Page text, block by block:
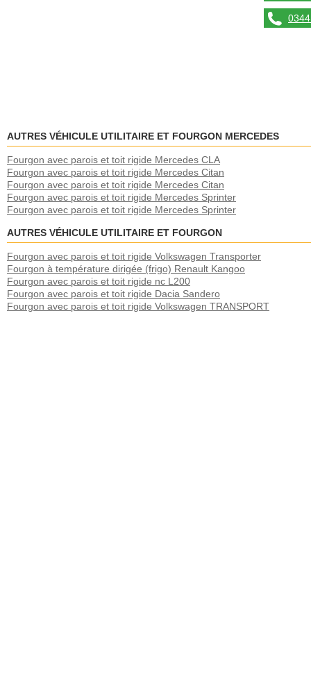
AUTRES VÉHICULE UTILITAIRE ET FOURGON MERCEDES
Fourgon avec parois et toit rigide Mercedes CLA
Fourgon avec parois et toit rigide Mercedes Citan
Fourgon avec parois et toit rigide Mercedes Citan
Fourgon avec parois et toit rigide Mercedes Sprinter
Fourgon avec parois et toit rigide Mercedes Sprinter
AUTRES VÉHICULE UTILITAIRE ET FOURGON
Fourgon avec parois et toit rigide Volkswagen Transporter
Fourgon à température dirigée (frigo) Renault Kangoo
Fourgon avec parois et toit rigide nc L200
Fourgon avec parois et toit rigide Dacia Sandero
Fourgon avec parois et toit rigide Volkswagen TRANSPORT